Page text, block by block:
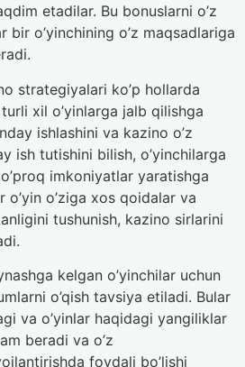
etadilar. Bu bonuslarni o’z
bir o’yinchining o’z maqsadlariga
strategiyalari ko’p hollarda
xil o’yinlarga jalb qilishga
ishlashini va kazino o’z
ish tutishini bilish, o’yinchilarga
imkoniyatlar yaratishga
o’ziga xos qoidalar va
tushunish, kazino sirlarini
kelgan o’yinchilar uchun
o’qish tavsiya etiladi. Bular
va o’yinlar haqidagi yangiliklar
beradi va o’z
foydali bo’lishi